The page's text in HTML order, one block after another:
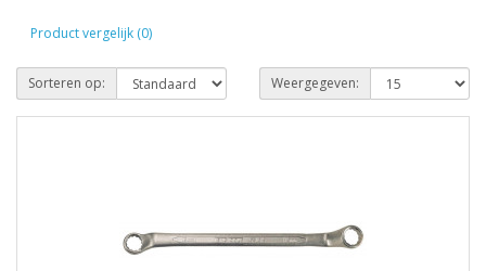
Product vergelijk (0)
Sorteren op: Weergegeven: